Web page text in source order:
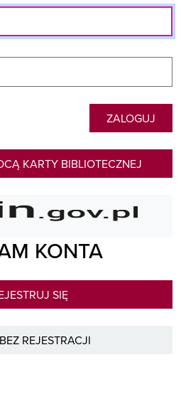
ZALOGUJ
KARTY BIBLIOTECZNEJ
KONTA
SIĘ
REJESTRACJI